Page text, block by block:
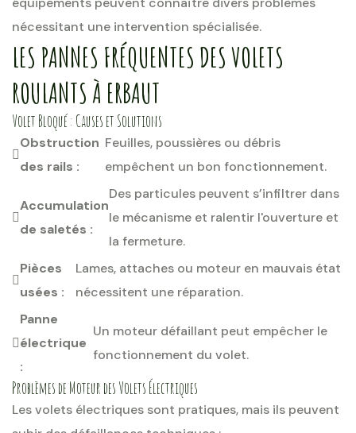
nécessitant une intervention spécialisée.
LES PANNES FRÉQUENTES DES VOLETS
ROULANTS À ERBAUT
Volet Bloqué : Causes et Solutions
Obstruction
des rails :
Feuilles, poussières ou débris
empêchent un bon fonctionnement.
Accumulation
de saletés :
Des particules peuvent s’infiltrer dans
le mécanisme et ralentir l'ouverture et
la fermeture.
Pièces
usées :
Lames, attaches ou moteur en mauvais état
nécessitent une réparation.
Panne
électrique
:
Un moteur défaillant peut empêcher le
fonctionnement du volet.
Problèmes de Moteur des Volets Électriques
Les volets électriques sont pratiques, mais ils peuvent